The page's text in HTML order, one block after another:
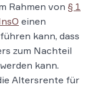
Rahmen von § 1
einen
kann, dass
zum Nachteil
kann.
Altersrente für